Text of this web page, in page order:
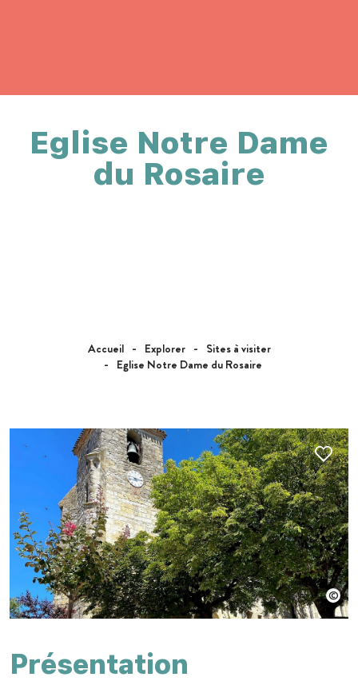
Accueil Explorer
Sites à visiter
Eglise Notre Dame du Rosaire
Eglise Notre Dame
du Rosaire
Présentation